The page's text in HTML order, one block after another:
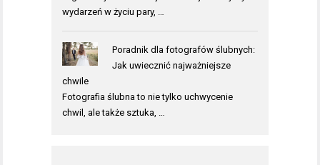
wydarzeń w życiu pary, …
Poradnik dla fotografów ślubnych:
Jak uwiecznić najważniejsze
chwile
Fotografia ślubna to nie tylko uchwycenie
chwil, ale także sztuka, …